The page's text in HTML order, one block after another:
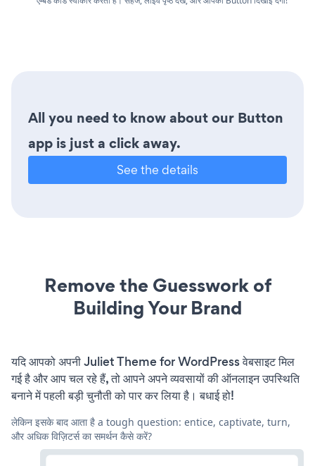
All you need to know about our Button
app is just a click away.
See the details
Remove the Guesswork of
Building Your Brand
यदि आपको अपनी Juliet Theme for WordPress वेबसाइट मिल
गई है और आप चल रहे हैं, तो आपने अपने व्यवसायों की ऑनलाइन उपस्थिति
बनाने में पहली बड़ी चुनौती को पार कर लिया है। बधाई हो!
लेकिन इसके बाद आता है a tough question: entice, captivate, turn,
और अधिक विज़िटर्स का समर्थन कैसे करें?